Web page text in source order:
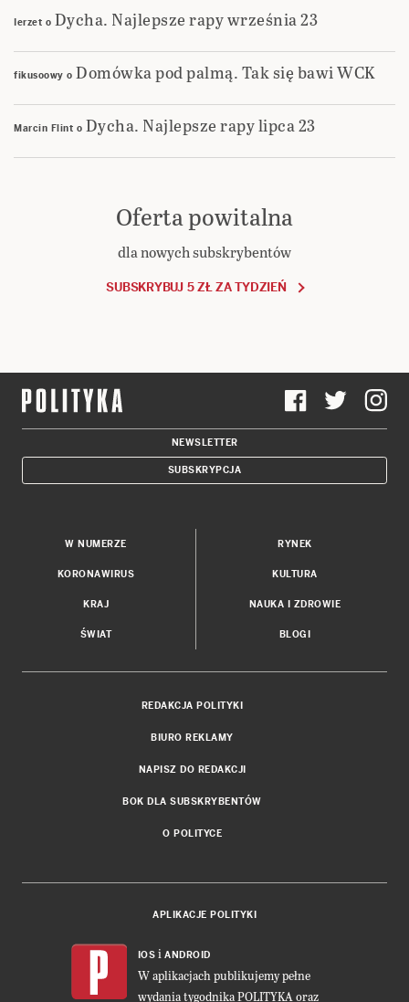
Ierzet o Dycha. Najlepsze rapy września 23
fikusoowy o Domówka pod palmą. Tak się bawi WCK
Marcin Flint o Dycha. Najlepsze rapy lipca 23
Oferta powitalna
dla nowych subskrybentów
SUBSKRYBUJ 5 ZŁ ZA TYDZIEŃ
NEWSLETTER
SUBSKRYPCJA
W NUMERZE
KORONAWIRUS
KRAJ
ŚWIAT
RYNEK
KULTURA
NAUKA I ZDROWIE
BLOGI
REDAKCJA POLITYKI
BIURO REKLAMY
NAPISZ DO REDAKCJI
BOK DLA SUBSKRYBENTÓW
O POLITYCE
APLIKACJE POLITYKI
IOS i ANDROID
W aplikacjach publikujemy pełne
wydania tygodnika POLITYKA oraz